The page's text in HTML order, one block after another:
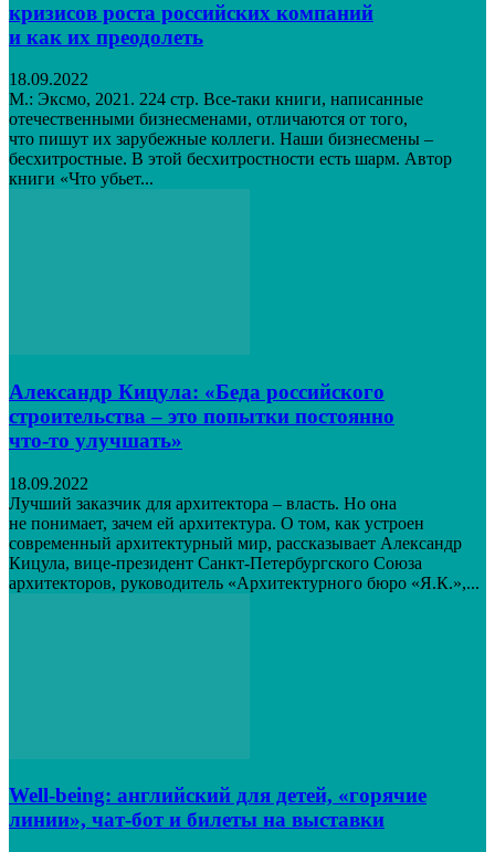
кризисов роста российских компаний
и как их преодолеть
18.09.2022
М.: Эксмо, 2021. 224 стр. Все‑таки книги, написанные
отечественными бизнесменами, отличаются от того,
что пишут их зарубежные коллеги. Наши бизнесмены –
бесхитростные. В этой бесхитростности есть шарм. Автор
книги «Что убьет...
Александр Кицула: «Беда российского
строительства – это попытки постоянно
что‑то улучшать»
18.09.2022
Лучший заказчик для архитектора – власть. Но она
не понимает, зачем ей архитектура. О том, как устроен
современный архитектурный мир, рассказывает Александр
Кицула, вице-президент Санкт-Петербургского Союза
архитекторов, руководитель «Архитектурного бюро «Я.К.»,...
Well-being: английский для детей, «горячие
линии», чат-бот и билеты на выставки